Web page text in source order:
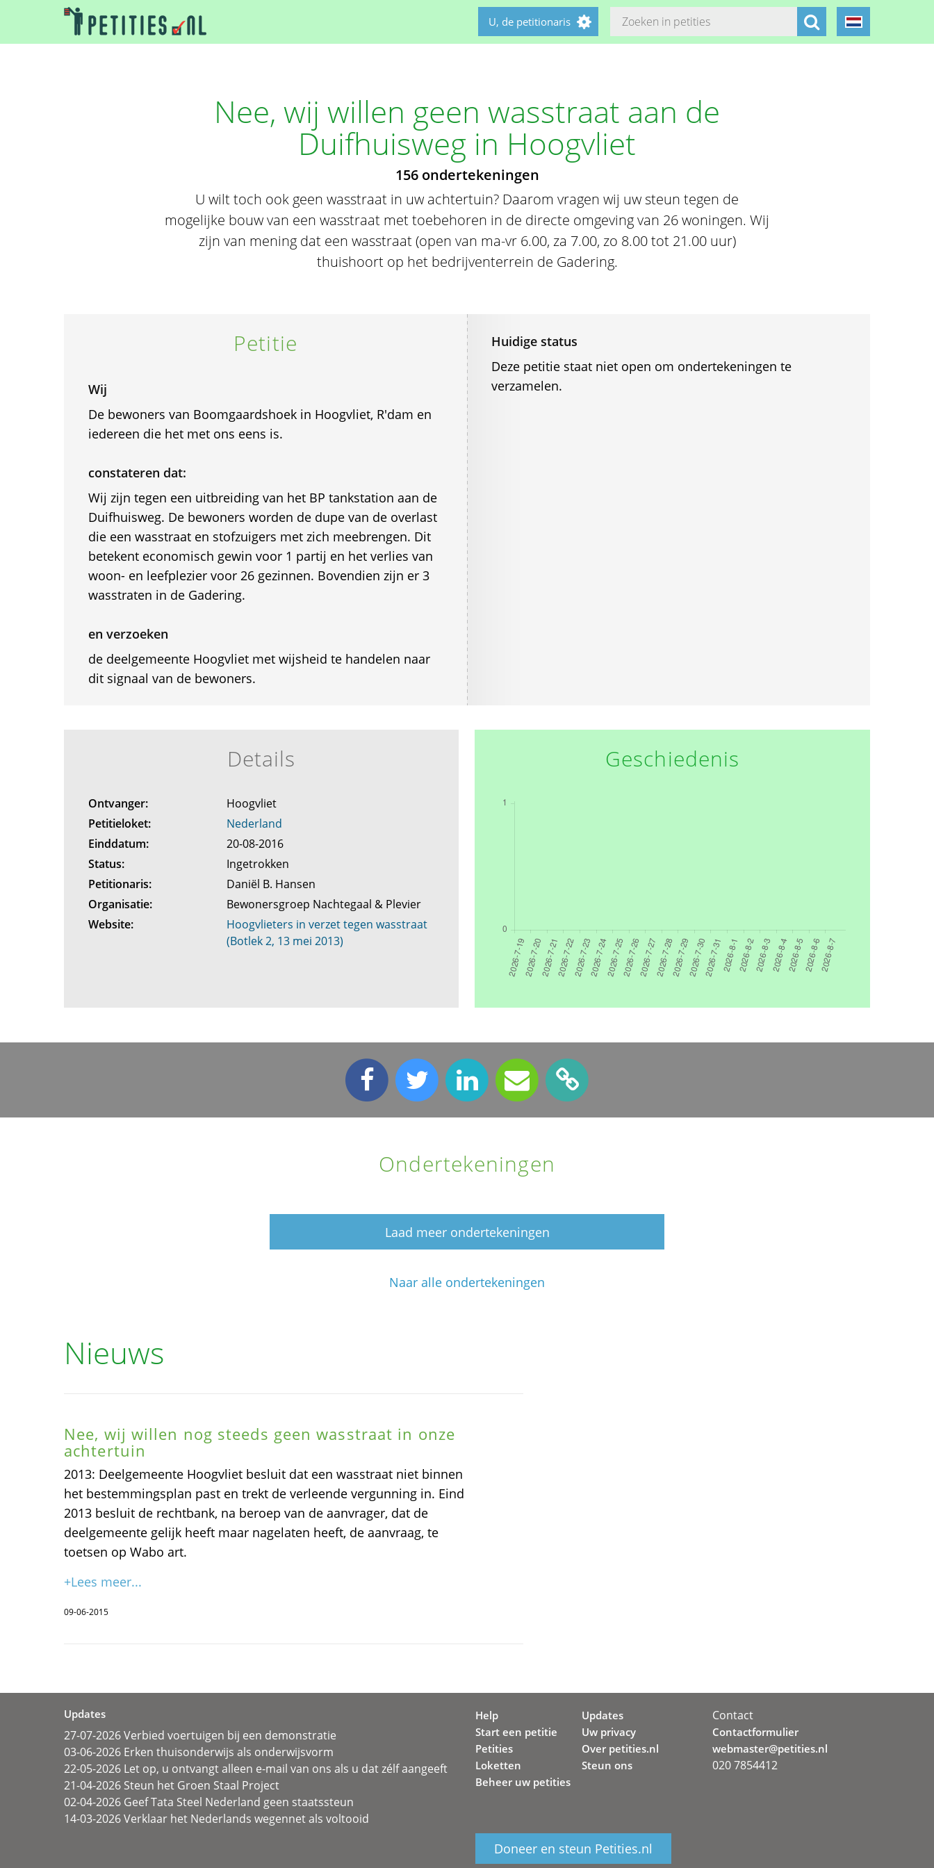
U, de petitionaris
Nee, wij willen geen wasstraat aan de
Duifhuisweg in Hoogvliet
156 ondertekeningen
U wilt toch ook geen wasstraat in uw achtertuin? Daarom vragen wij uw steun tegen de
mogelijke bouw van een wasstraat met toebehoren in de directe omgeving van 26 woningen. Wij
zijn van mening dat een wasstraat (open van ma-vr 6.00, za 7.00, zo 8.00 tot 21.00 uur)
thuishoort op het bedrijventerrein de Gadering.
Petitie
Wij
De bewoners van Boomgaardshoek in Hoogvliet, R'dam en
iedereen die het met ons eens is.
constateren dat:
Wij zijn tegen een uitbreiding van het BP tankstation aan de
Duifhuisweg. De bewoners worden de dupe van de overlast
die een wasstraat en stofzuigers met zich meebrengen. Dit
betekent economisch gewin voor 1 partij en het verlies van
woon- en leefplezier voor 26 gezinnen. Bovendien zijn er 3
wasstraten in de Gadering.
en verzoeken
de deelgemeente Hoogvliet met wijsheid te handelen naar
dit signaal van de bewoners.
Huidige status
Deze petitie staat niet open om ondertekeningen te
verzamelen.
Details
Ontvanger:
Hoogvliet
Petitieloket:
Nederland
Einddatum:
20-08-2016
Status:
Ingetrokken
Petitionaris:
Daniël B. Hansen
Organisatie:
Bewonersgroep Nachtegaal & Plevier
Website:
Hoogvlieters in verzet tegen wasstraat
(Botlek 2, 13 mei 2013)
Geschiedenis
Ondertekeningen
Laad meer ondertekeningen
Naar alle ondertekeningen
Nieuws
Nee, wij willen nog steeds geen wasstraat in onze
achtertuin
2013: Deelgemeente Hoogvliet besluit dat een wasstraat niet binnen
het bestemmingsplan past en trekt de verleende vergunning in. Eind
2013 besluit de rechtbank, na beroep van de aanvrager, dat de
deelgemeente gelijk heeft maar nagelaten heeft, de aanvraag, te
toetsen op Wabo art.
+Lees meer...
09-06-2015
Updates
27-07-2026 Verbied voertuigen bij een demonstratie
03-06-2026 Erken thuisonderwijs als onderwijsvorm
22-05-2026 Let op, u ontvangt alleen e-mail van ons als u dat zélf aangeeft
21-04-2026 Steun het Groen Staal Project
02-04-2026 Geef Tata Steel Nederland geen staatssteun
14-03-2026 Verklaar het Nederlands wegennet als voltooid
Help
Start een petitie
Petities
Loketten
Beheer uw petities
Updates
Uw privacy
Over petities.nl
Steun ons
Doneer en steun Petities.nl
Contact
Contactformulier
webmaster@petities.nl
020 7854412